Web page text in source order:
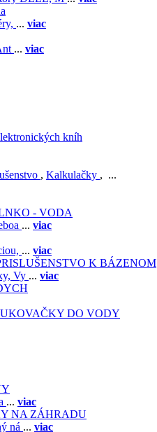
... viac
... viac
kníh
, Kalkulačky , ...
- VODA
... viac
... viac
K BÁZENOM
Vy ... viac
DO VODY
... viac
NA ZÁHRADU
ná ... viac